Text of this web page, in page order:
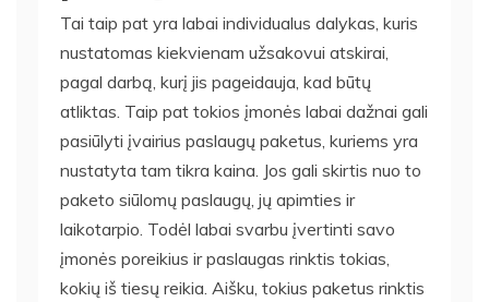
Tai taip pat yra labai individualus dalykas, kuris
nustatomas kiekvienam užsakovui atskirai,
pagal darbą, kurį jis pageidauja, kad būtų
atliktas. Taip pat tokios įmonės labai dažnai gali
pasiūlyti įvairius paslaugų paketus, kuriems yra
nustatyta tam tikra kaina. Jos gali skirtis nuo to
paketo siūlomų paslaugų, jų apimties ir
laikotarpio. Todėl labai svarbu įvertinti savo
įmonės poreikius ir paslaugas rinktis tokias,
kokių iš tiesų reikia. Aišku, tokius paketus rinktis